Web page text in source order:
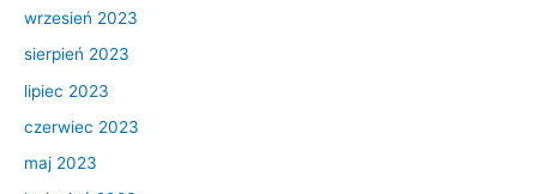
wrzesień 2023
sierpień 2023
lipiec 2023
czerwiec 2023
maj 2023